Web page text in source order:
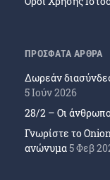
ΠΡΟΣΦΑΤΑ ΑΡΘΡΑ
Δωρεάν
5 Ιούν 2026
28/2 – Οι
Γνωρίστε το
ανώνυμα5 Φεβ